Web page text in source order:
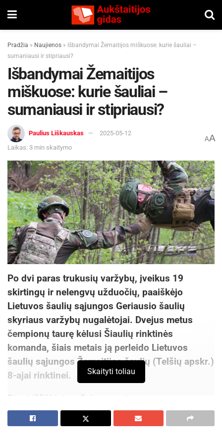
Pradžia » Naujienos » Išbandymai Žemaitijos miškuose: kurie šauliai –
sumaniausi ir stipriausi?
Išbandymai Žemaitijos
miškuose: kurie šauliai –
sumaniausi ir stipriausi?
Paulius Liškauskas
2025-05-12
Laikas: 3 min skaitymo
AA
Po dvi paras trukusių varžybų, įveikus 19
skirtingų ir nelengvų užduočių, paaiškėjo
Lietuvos šaulių sąjungos Geriausio šaulių
skyriaus varžybų nugalėtojai. Dvejus metus
čempionų taurę kėlusi Šiaulių rinktinės
komanda, šiais metais ją perleido Lietuvos
šaulių sąjungos Žemaitijos šaulių (Telšių apskr.)
8-ajai rinktinei.
Rimti iššūkiai varžybų trasoje
Čempionai sunkiai rinko žodžius ir net neabejojo,
Skaityti toliau